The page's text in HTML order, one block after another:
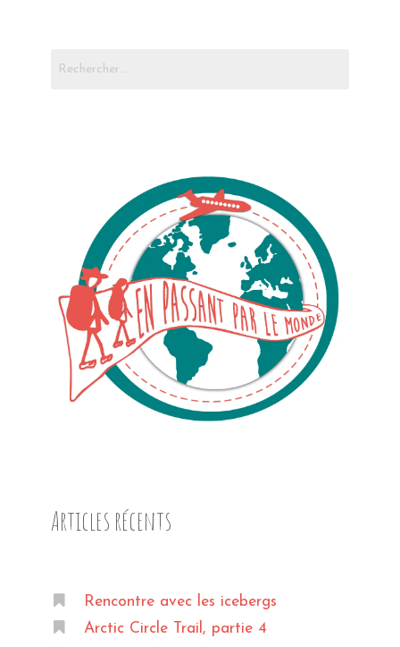
Articles récents
Rencontre avec les icebergs
Arctic Circle Trail, partie 4